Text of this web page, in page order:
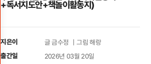
+독서지도안+책놀이활동지)
지은이 글 금수정 ｜그림 해랑
출간일 2026년 03월 20일